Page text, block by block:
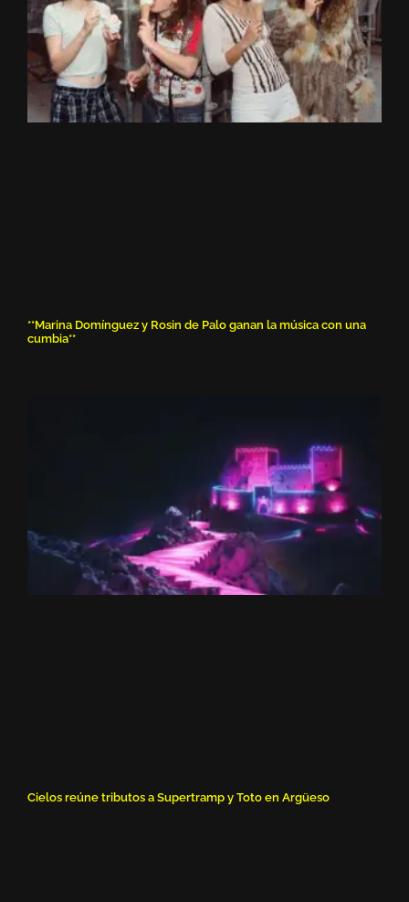
**Marina Domínguez y Rosin de Palo ganan la música con una
cumbia**
Cielos reúne tributos a Supertramp y Toto en Argüeso